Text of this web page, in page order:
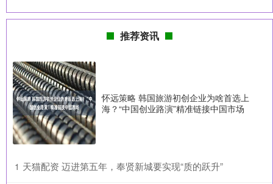
推荐资讯
怀远策略 韩国旅游初创企业为啥首选上
海？“中国创业路演”精准链接中国市场
1 ​天猫配资 迈进第五年，奉贤新城要实现“质的跃升”